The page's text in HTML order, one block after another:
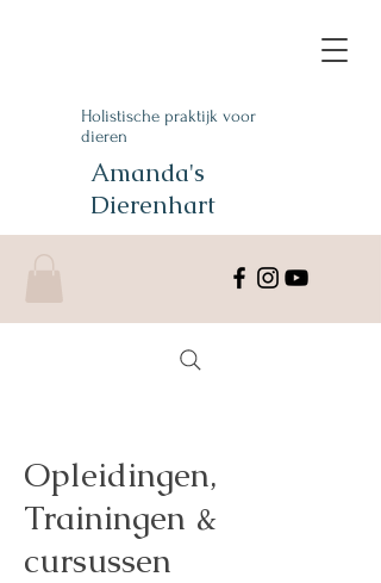
Holistische praktijk voor
dieren
Amanda's
Dierenhart
Opleidingen,
Trainingen &
cursussen